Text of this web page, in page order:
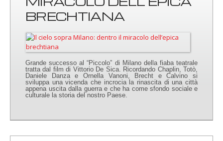
BRECHTIANA
Grande successo al “Piccolo” di Milano della fiaba teatrale
tratta dal film di Vittorio De Sica. Ricordando Chaplin, Totò,
Daniele Danza e Ornella Vanoni, Brecht e Calvino si
sviluppa una vicenda che incrocia la rinascita di una città
appena uscita dalla guerra e che ha come sfondo sociale e
culturale la storia del nostro Paese.